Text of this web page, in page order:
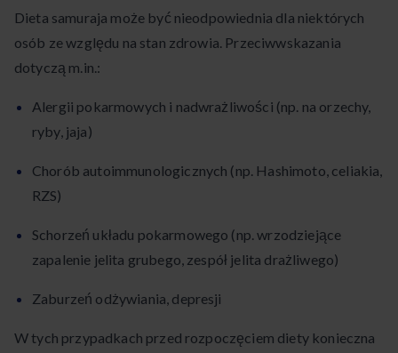
Dieta samuraja może być nieodpowiednia dla niektórych
osób ze względu na stan zdrowia. Przeciwwskazania
dotyczą m.in.:
Alergii pokarmowych i nadwrażliwości (np. na orzechy,
ryby, jaja)
Chorób autoimmunologicznych (np. Hashimoto, celiakia,
RZS)
Schorzeń układu pokarmowego (np. wrzodziejące
zapalenie jelita grubego, zespół jelita drażliwego)
Zaburzeń odżywiania, depresji
W tych przypadkach przed rozpoczęciem diety konieczna